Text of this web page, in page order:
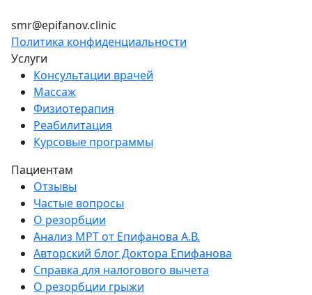
smr@epifanov.clinic
Политика конфиденциальности
Услуги
Консультации врачей
Массаж
Физиотерапия
Реабилитация
Курсовые программы
Пациентам
Отзывы
Частые вопросы
О резорбции
Анализ МРТ от Епифанова А.В.
Авторский блог Доктора Епифанова
Справка для налогового вычета
О резорбции грыжи